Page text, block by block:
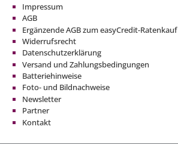
Impressum
AGB
Ergänzende AGB zum easyCredit-Ratenkauf
Widerrufsrecht
Datenschutzerklärung
Versand und Zahlungsbedingungen
Batteriehinweise
Foto- und Bildnachweise
Newsletter
Partner
Kontakt